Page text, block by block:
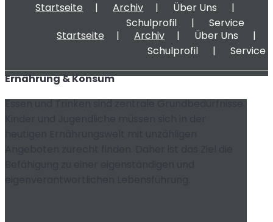
Startseite Archiv
Über Uns
Schulprofil
Service
Startseite
Archiv
Über Uns
Schulprofil
Service
Ernährung & Konsum
Essen und Trinken sind zentrale Grundbedürfnisse.